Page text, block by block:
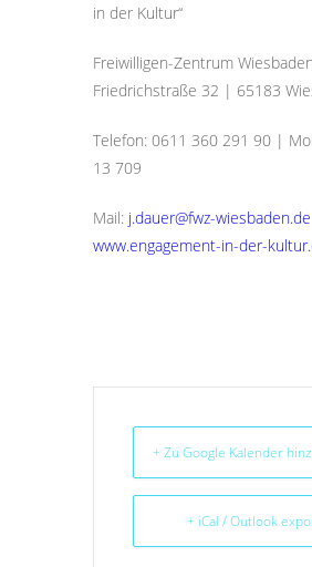
in der Kultur“
Freiwilligen-Zentrum
Friedrichstraße 32 | 65183
Telefon: 0611 360 291 90 |
13 709
Mail: j.dauer@fwz-wiesbaden.de
www.engagement-in-der-
+ Zu Google Kalender
+ iCal / Outlook